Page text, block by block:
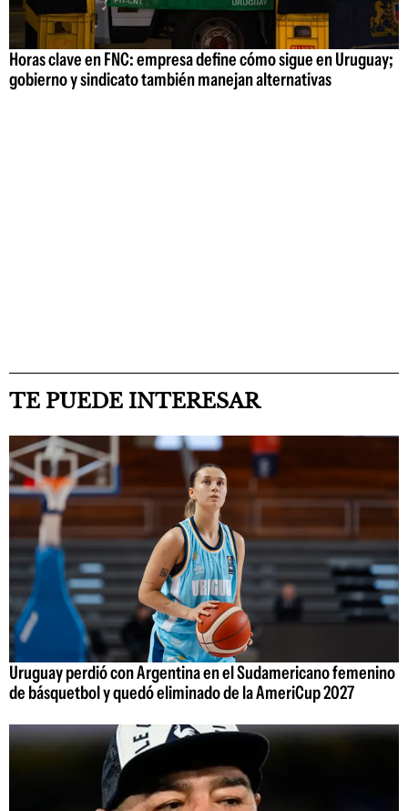
Horas clave en FNC: empresa define cómo sigue en Uruguay;
gobierno y sindicato también manejan alternativas
TE PUEDE INTERESAR
Uruguay perdió con Argentina en el Sudamericano femenino
de básquetbol y quedó eliminado de la AmeriCup 2027